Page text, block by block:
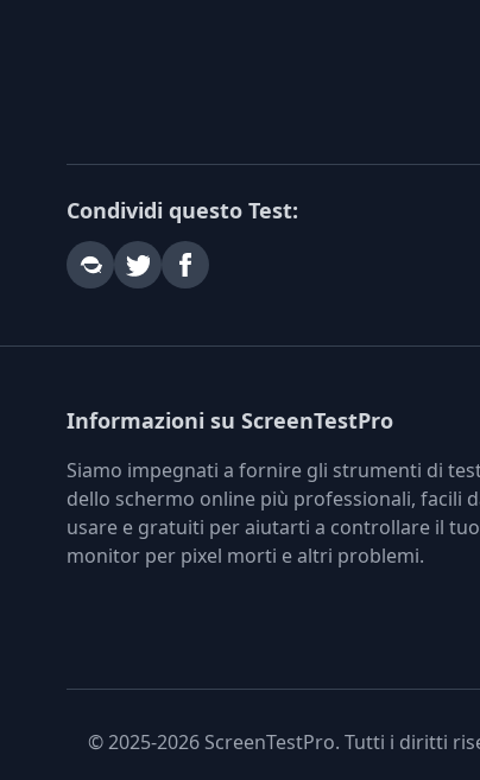
Condividi questo Test:
Informazioni su ScreenTestPro
Siamo impegnati a fornire gli strumenti di
dello schermo online più professionali, facili
usare e gratuiti per aiutarti a controllare il tuo
monitor per pixel morti e altri problemi.
© 2025-2026 ScreenTestPro. Tutti i diritti